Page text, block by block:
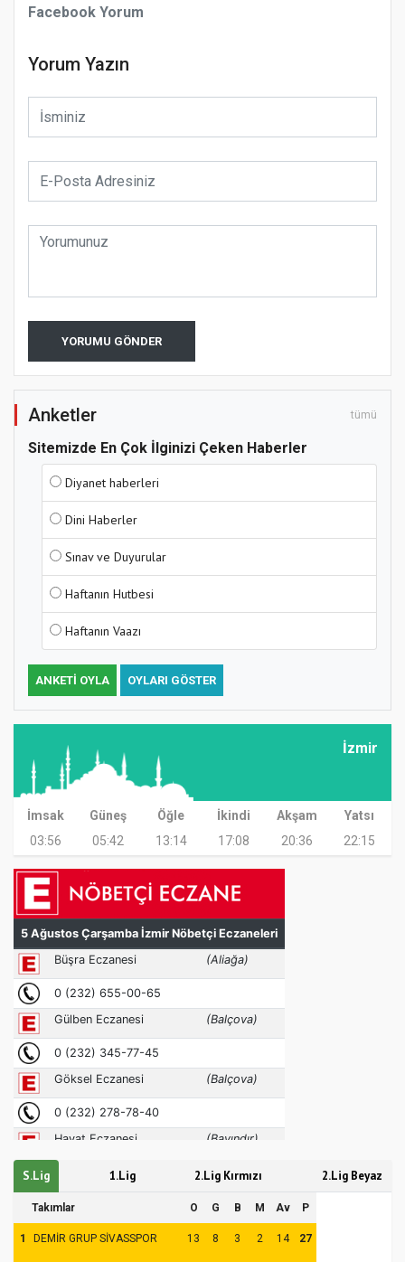
Facebook Yorum
Yorum Yazın
YORUMU GÖNDER
Anketler tümü
Sitemizde En Çok İlginizi Çeken Haberler
Diyanet haberleri
Dini Haberler
Sınav ve Duyurular
Haftanın Hutbesi
Haftanın Vaazı
ANKETI OYLA OYLARI GÖSTER
İzmir
İmsak Güneş Öğle İkindi Akşam
Yatsı
03:56
05:42 13:14 17:08 20:36 22:15
S.Lig 1.Lig 2.Lig Kırmızı 2.Lig Beyaz
Takımlar O G B M Av P
1 DEMİR GRUP SİVASSPOR 13 8 3 2 14 27